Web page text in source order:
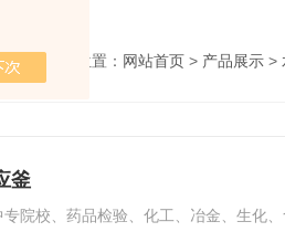
您的位置： 网站首页 > 产品展示 >
釜
院校、药品检验、化工、冶金、生化、